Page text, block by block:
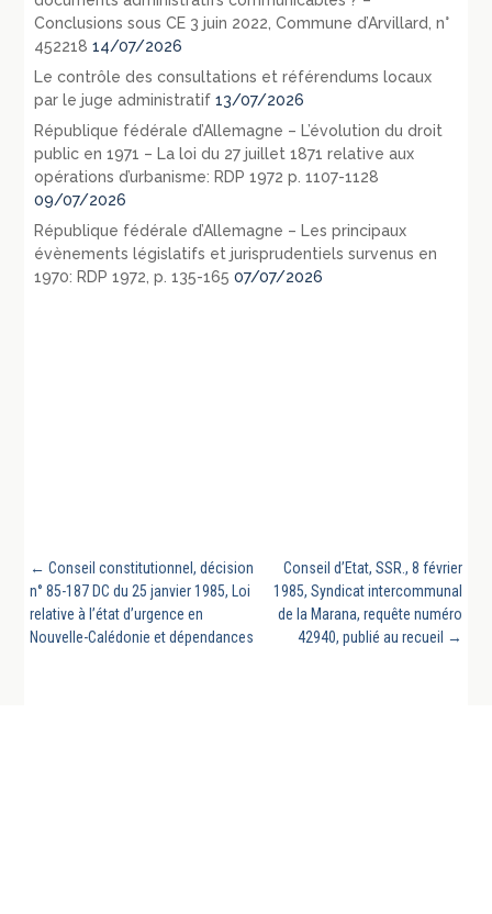
Conclusions sous CE 3 juin 2022, Commune d’Arvillard, n°
452218 14/07/2026
Le contrôle des consultations et référendums locaux
par le juge administratif 13/07/2026
République fédérale d’Allemagne – L’évolution du droit
public en 1971 – La loi du 27 juillet 1871 relative aux
opérations d’urbanisme: RDP 1972 p. 1107-1128
09/07/2026
République fédérale d’Allemagne – Les principaux
évènements législatifs et jurisprudentiels survenus en
1970: RDP 1972, p. 135-165 07/07/2026
← Conseil constitutionnel, décision
n° 85-187 DC du 25 janvier 1985, Loi
relative à l’état d’urgence en
Nouvelle-Calédonie et dépendances
Conseil d’Etat, SSR., 8 février
1985, Syndicat intercommunal
de la Marana, requête numéro
42940, publié au recueil →